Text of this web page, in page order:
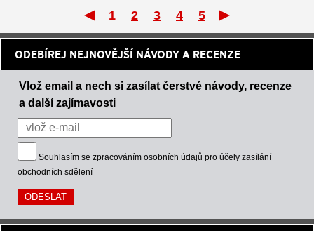
První
1 2 3 4 5
ODEBÍREJ NEJNOVĚJŠÍ NÁVODY A RECENZE
Vlož email a nech si zasílat čerstvé návody, recenze
a další zajímavosti
Souhlasím se zpracováním osobních údajů pro účely zasílání
obchodních sdělení